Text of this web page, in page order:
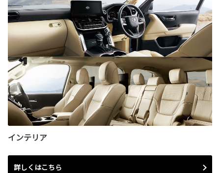
インテリア
詳しくはこちら